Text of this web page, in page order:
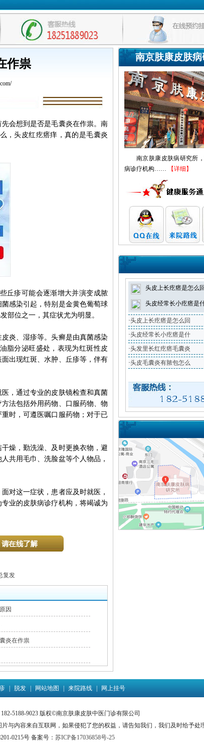
作祟
会想到是否是毛囊炎在作祟。南
，头皮红疙瘩痒，真的是毛囊炎
丘疹可能会逐渐增大并演变成脓
感染引起，特别是金黄色葡萄球
部位之一，其症状尤为明显。
炎、湿疹等。头癣是由真菌感染
脂分泌旺盛处，表现为红斑性皮
出现红斑、水肿、丘疹等，伴有
，通过专业的皮肤镜检查和真菌
法包括外用药物、口服药物、物
时，可遵医嘱口服药物；对于已
燥，勤洗澡、及时更换衣物，避
共用毛巾、洗脸盆等个人物品，
对这一症状，患者应及时就医，
业的皮肤病诊疗机构，将竭诚为
复发
因
炎在作祟
南京肤康皮肤
南京肤康皮肤病研究所
病诊疗机构……
【详细】
头皮上长疙瘩是怎么
头皮经常长小疙瘩是
·头皮上长疙瘩是怎么回
·头皮经常长小疙瘩是什
·头发里长红疙瘩毛囊炎
·头皮毛囊炎有脓包怎么
脱发 网站地图 来院路线 网上挂号
5188-9023 版权©南京肤康皮肤中医门诊有限公司
与内容来自互联网，如果侵犯了您的权益，请告知我们，我们及时给予处
0215号 备案号： 苏ICP备17036858号-25